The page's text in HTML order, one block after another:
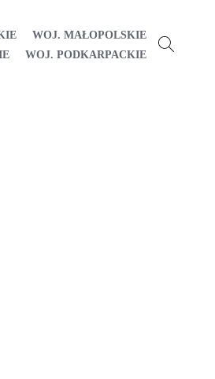
WOJ. MAŁOPOLSKIE
WOJ. PODKARPACKIE